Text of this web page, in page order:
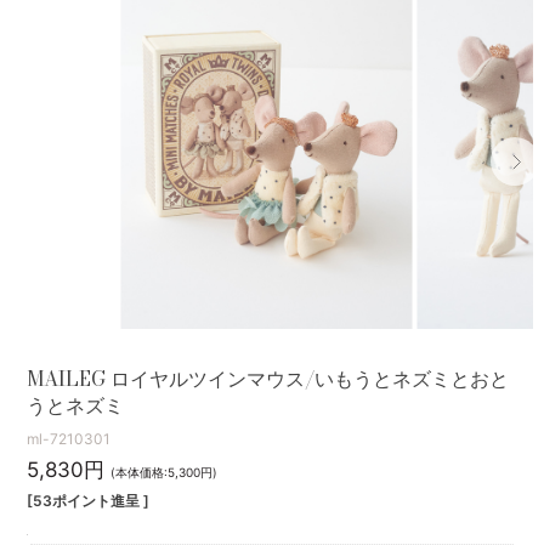
MAILEG ロイヤルツインマウス/いもうとネズミとおと
うとネズミ
ml-7210301
5,830円 (本体価格:5,300円)
[53ポイント進呈 ]